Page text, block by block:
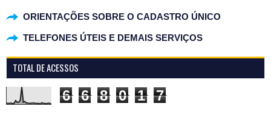
ORIENTAÇÕES SOBRE O CADASTRO ÚNICO
TELEFONES ÚTEIS E DEMAIS SERVIÇOS
TOTAL DE ACESSOS
6 6 8 0 1 7